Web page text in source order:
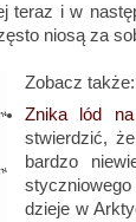
teraz i w
niosą za
Zobacz także:
Znika lód
stwierdzić,
bardzo
dzieje w